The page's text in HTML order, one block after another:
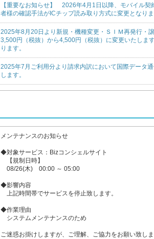
【重要なお知らせ】 2026年4月1日以降、モバイル契
者様の確認手法がICチップ読み取り方式に変更となりま
2025年8月20日より新規・機種変更・ＳＩＭ再発行・
3,500円（税抜）から4,500円（税抜）に変更いたしま
ります。
2025年7月ご利用分より請求内訳において国際データ
します。
メンテナンスのお知らせ
◆対象サービス：Bizコンシェルサイト
【規制日時】
08/26(木) 00:00 ～ 05:00
◆影響内容
上記時間帯でサービスを停止致します。
◆作業理由
システムメンテナンスのため
ご迷惑お掛けしますが、ご理解、ご協力をお願い致しま